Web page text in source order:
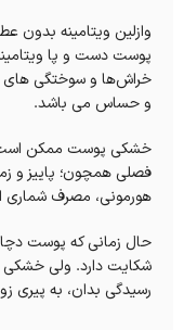
وازلین ویتامینه بدون
پوست دست و پا
خراش‌ها و سوختگی های
و حساس می باشد.
خشکی پوست ممکن است
فصلی همچون؛ پاییز و
هورمونی، مصرف شماری
حال زمانی که پوست
شکایت دارد. ولی خشکی
رسیدگی بدان، به پیری